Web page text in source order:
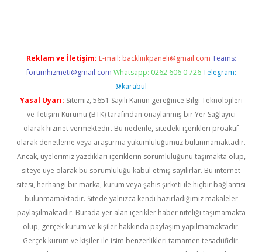
Reklam ve İletişim: E-mail: backlinkpaneli@gmail.com Teams:
forumhizmeti@gmail.com Whatsapp: 0262 606 0 726 Telegram:
@karabul
Yasal Uyarı: Sitemiz, 5651 Sayılı Kanun gereğince Bilgi Teknolojileri
ve İletişim Kurumu (BTK) tarafından onaylanmış bir Yer Sağlayıcı
olarak hizmet vermektedir. Bu nedenle, sitedeki içerikleri proaktif
olarak denetleme veya araştırma yükümlülüğümüz bulunmamaktadır.
Ancak, üyelerimiz yazdıkları içeriklerin sorumluluğunu taşımakta olup,
siteye üye olarak bu sorumluluğu kabul etmiş sayılırlar. Bu internet
sitesi, herhangi bir marka, kurum veya şahıs şirketi ile hiçbir bağlantısı
bulunmamaktadır. Sitede yalnızca kendi hazırladığımız makaleler
paylaşılmaktadır. Burada yer alan içerikler haber niteliği taşımamakta
olup, gerçek kurum ve kişiler hakkında paylaşım yapılmamaktadır.
Gerçek kurum ve kişiler ile isim benzerlikleri tamamen tesadüfidir.